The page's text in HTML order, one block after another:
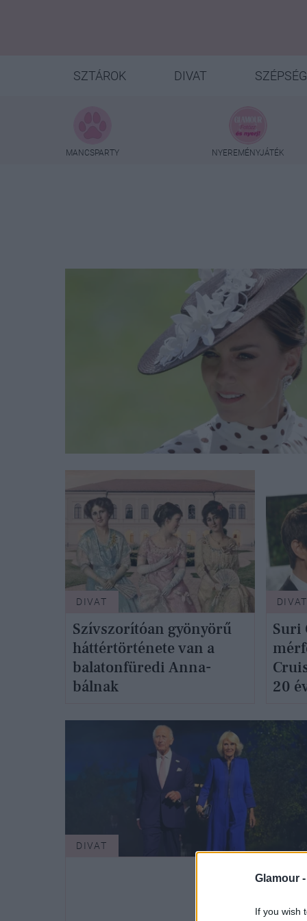
Glamour -
If you wish
SZTÁROK DIVAT SZÉPSÉG
MANCSPARTY NYEREMÉNYJÁTÉK
DIVAT
Szívszorítóan gyönyörű
háttértörténete van a
balatonfüredi Anna-
bálnak
DIVAT
Suri
20
DIVAT